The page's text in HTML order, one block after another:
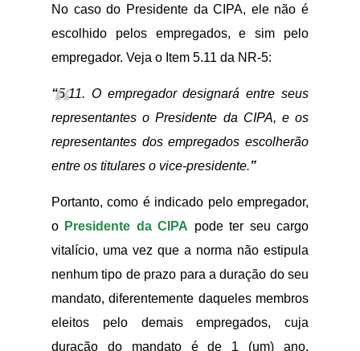
No caso do Presidente da CIPA, ele não é
escolhido pelos empregados, e sim pelo
empregador. Veja o Item 5.11 da NR-5:
“5.11. O empregador designará entre seus
representantes o Presidente da CIPA, e os
representantes dos empregados escolherão
entre os titulares o vice-presidente.”
Portanto, como é indicado pelo empregador,
o Presidente da CIPA pode ter seu cargo
vitalício, uma vez que a norma não estipula
nenhum tipo de prazo para a duração do seu
mandato, diferentemente daqueles membros
eleitos pelo demais empregados, cuja
duração do mandato é de 1 (um) ano,